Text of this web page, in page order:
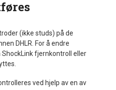
(ikke studs) på de
DHLR. For å endre
fjernkontroll eller
ved hjelp av en av